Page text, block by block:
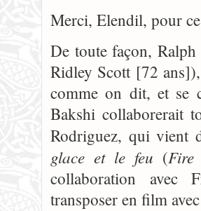
Merci, Elendil, pour
De toute façon,
Ridley Scott [72
comme on dit, et se
Bakshi collaborerait
Rodriguez, qui vient
glace et le feu (
collaboration avec
transposer en film